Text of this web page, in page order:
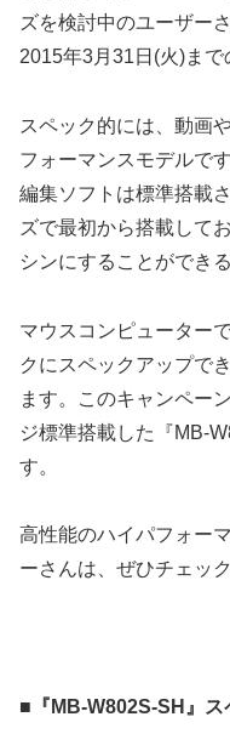
ズを検討中のユーザー
2015年3月31日(火)まで
スペック的には、動画
フォーマンスモデルで
編集ソフトは標準搭載
ズで最初から搭載して
シンにすることができ
マウスコンピューター
クにスペックアップで
ます。このキャンペー
ジ標準搭載した『MB-
す。
高性能のハイパフォー
ーさんは、ぜひチェッ
■『MB-W802S-SH』ス